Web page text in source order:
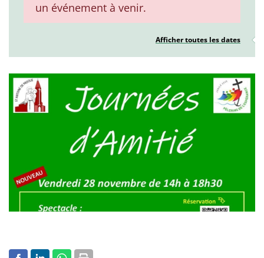
un événement à venir.
Afficher toutes les dates